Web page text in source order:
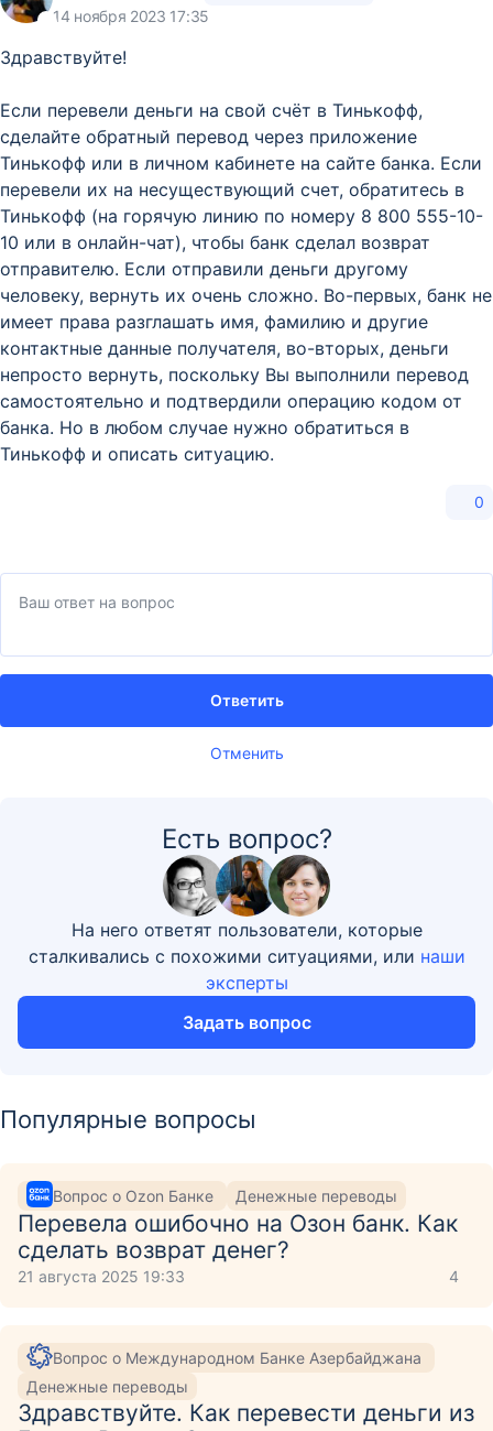
14 ноября 2023 17:35
Здравствуйте!
Если перевели деньги на свой счёт в Тинькофф,
сделайте обратный перевод через приложение
Тинькофф или в личном кабинете на сайте банка. Если
перевели их на несуществующий счет, обратитесь в
Тинькофф (на горячую линию по номеру 8 800 555-10-
10 или в онлайн-чат), чтобы банк сделал возврат
отправителю. Если отправили деньги другому
человеку, вернуть их очень сложно. Во-первых, банк не
имеет права разглашать имя, фамилию и другие
контактные данные получателя, во-вторых, деньги
непросто вернуть, поскольку Вы выполнили перевод
самостоятельно и подтвердили операцию кодом от
банка. Но в любом случае нужно обратиться в
Тинькофф и описать ситуацию.
0
Отменить
Ответить
Есть вопрос?
На него ответят пользователи, которые
сталкивались с похожими ситуациями, или наши
эксперты
Задать вопрос
Популярные вопросы
Вопрос о Ozon Банке Денежные переводы
Перевела ошибочно на Озон банк. Как
сделать возврат денег?
21 августа 2025 19:33 4
Вопрос о Международном Банке Азербайджана
Денежные переводы
Здравствуйте. Как перевести деньги из